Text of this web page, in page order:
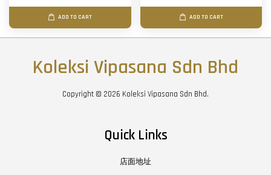
ADD TO CART ADD TO CART
Koleksi Vipasana Sdn Bhd
Copyright © 2026 Koleksi Vipasana Sdn Bhd.
Quick Links
店面地址